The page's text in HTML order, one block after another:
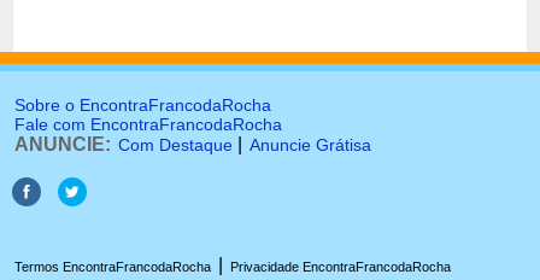
Sobre o EncontraFrancodaRocha
Fale com EncontraFrancodaRocha
ANUNCIE: Com Destaque Anuncie Grátisa
Termos EncontraFrancodaRocha Privacidade EncontraFrancodaRocha